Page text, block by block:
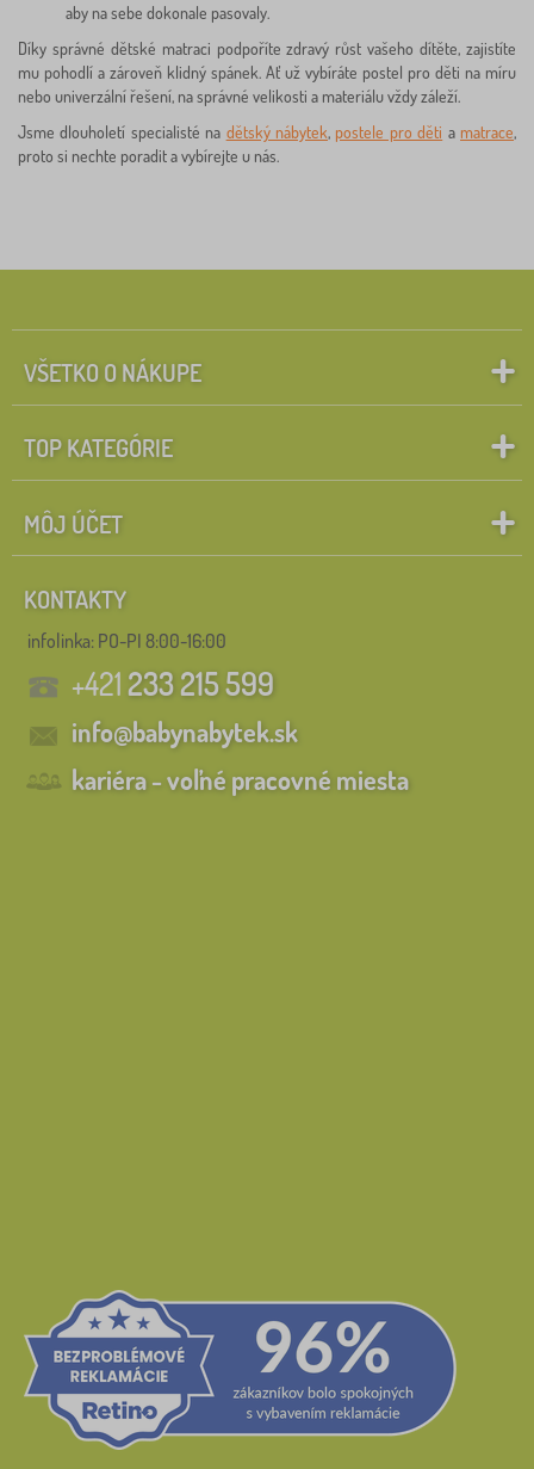
aby na sebe dokonale pasovaly.
Díky správné dětské matraci podpoříte zdravý růst vašeho dítěte, zajistíte
mu pohodlí a zároveň klidný spánek. Ať už vybíráte postel pro děti na míru
nebo univerzální řešení, na správné velikosti a materiálu vždy záleží.
Jsme dlouholetí specialisté na dětský nábytek, postele pro děti amatrace,
proto si nechte poradit a vybírejte u nás.
VŠETKO O NÁKUPE
TOP KATEGÓRIE
MÔJ ÚČET
KONTAKTY
infolinka: PO-PI 8:00-16:00
+421233 215 599
info@babynabytek.sk
kariéra - voľné pracovné miesta